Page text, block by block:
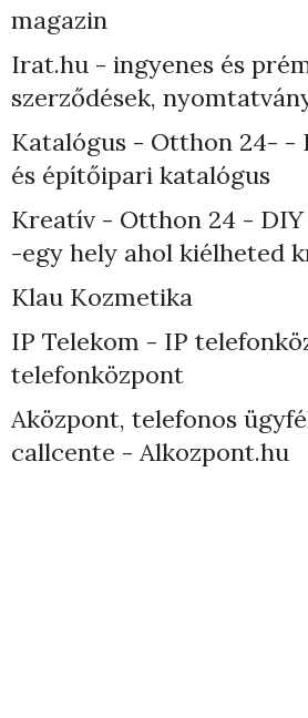
magazin
Irat.hu - ingyenes és
szerződések,
Katalógus - Otthon 24- -
és építőipari katalógus
Kreatív - Otthon 24 - DIY
-egy hely ahol kiélheted
Klau Kozmetika
IP Telekom - IP
telefonközpont
Aközpont, telefonos
callcente - Alkozpont.hu